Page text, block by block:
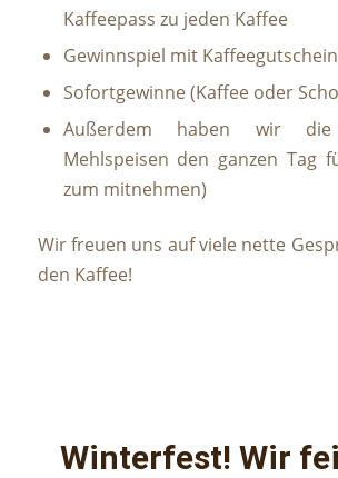
Kaffeepass zu jeden Kaffee
Gewinnspiel mit
Sofortgewinne (Kaffee oder
Außerdem haben wir die
Mehlspeisen den ganzen Tag
zum mitnehmen)
Wir freuen uns auf viele nette
den Kaffee!
Winterfest! Wir